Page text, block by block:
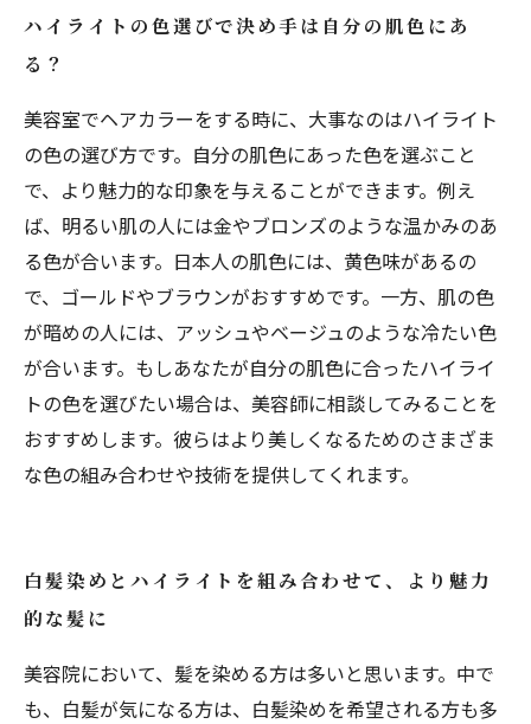
ハイライトの色選びで決め手は自分の肌色にあ
る？
美容室でヘアカラーをする時に、大事なのはハイライト
の色の選び方です。自分の肌色にあった色を選ぶこと
で、より魅力的な印象を与えることができます。例え
ば、明るい肌の人には金やブロンズのような温かみのあ
る色が合います。日本人の肌色には、黄色味があるの
で、ゴールドやブラウンがおすすめです。一方、肌の色
が暗めの人には、アッシュやベージュのような冷たい色
が合います。もしあなたが自分の肌色に合ったハイライ
トの色を選びたい場合は、美容師に相談してみることを
おすすめします。彼らはより美しくなるためのさまざま
な色の組み合わせや技術を提供してくれます。
白髪染めとハイライトを組み合わせて、より魅力
的な髪に
美容院において、髪を染める方は多いと思います。中で
も、白髪が気になる方は、白髪染めを希望される方も多